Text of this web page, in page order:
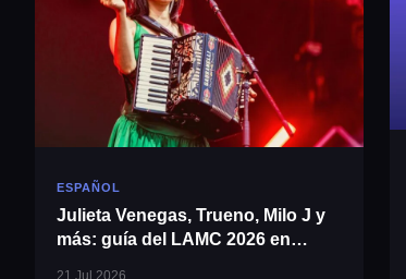
ESPAÑOL
Julieta Venegas, Trueno, Milo J y
más: guía del LAMC 2026 en
21 Jul 2026